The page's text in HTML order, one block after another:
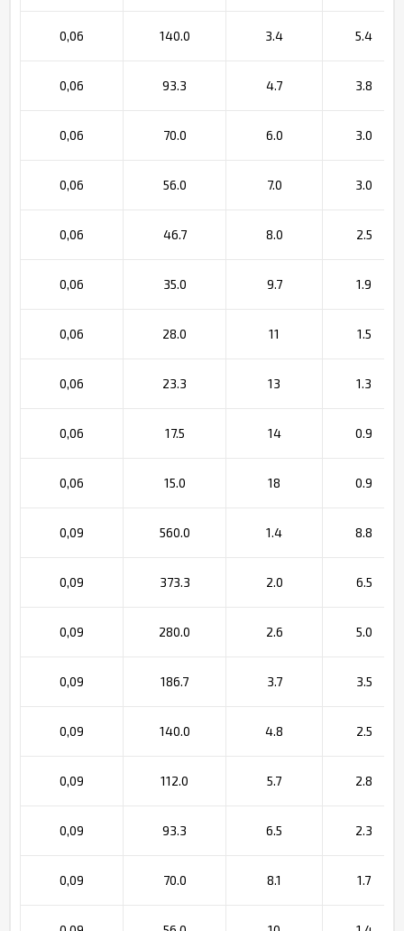
0,06 140.0 3.4 5.4
0,06 93.3 4.7 3.8
0,06 70.0 6.0 3.0
0,06 56.0 7.0 3.0
0,06 46.7 8.0 2.5
0,06 35.0 9.7 1.9
0,06 28.0 11 1.5
0,06 23.3 13 1.3
0,06 17.5 14 0.9
0,06 15.0 18 0.9
0,09 560.0 1.4 8.8
0,09 373.3 2.0 6.5
0,09 280.0 2.6 5.0
0,09 186.7 3.7 3.5
0,09 140.0 4.8 2.5
0,09 112.0 5.7 2.8
0,09 93.3 6.5 2.3
0,09 70.0 8.1 1.7